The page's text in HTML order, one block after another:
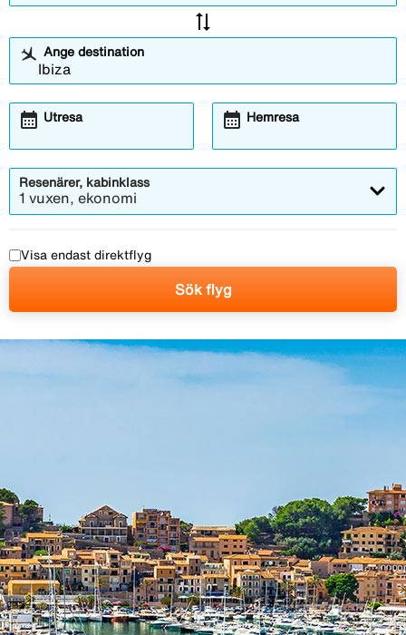
sync_alt
Ange destination
Utresa
calendar_month Hemresa
calendar_month
Resenärer, kabinklass
1 vuxen, ekonomi
Visa endast direktflyg
Sök flyg